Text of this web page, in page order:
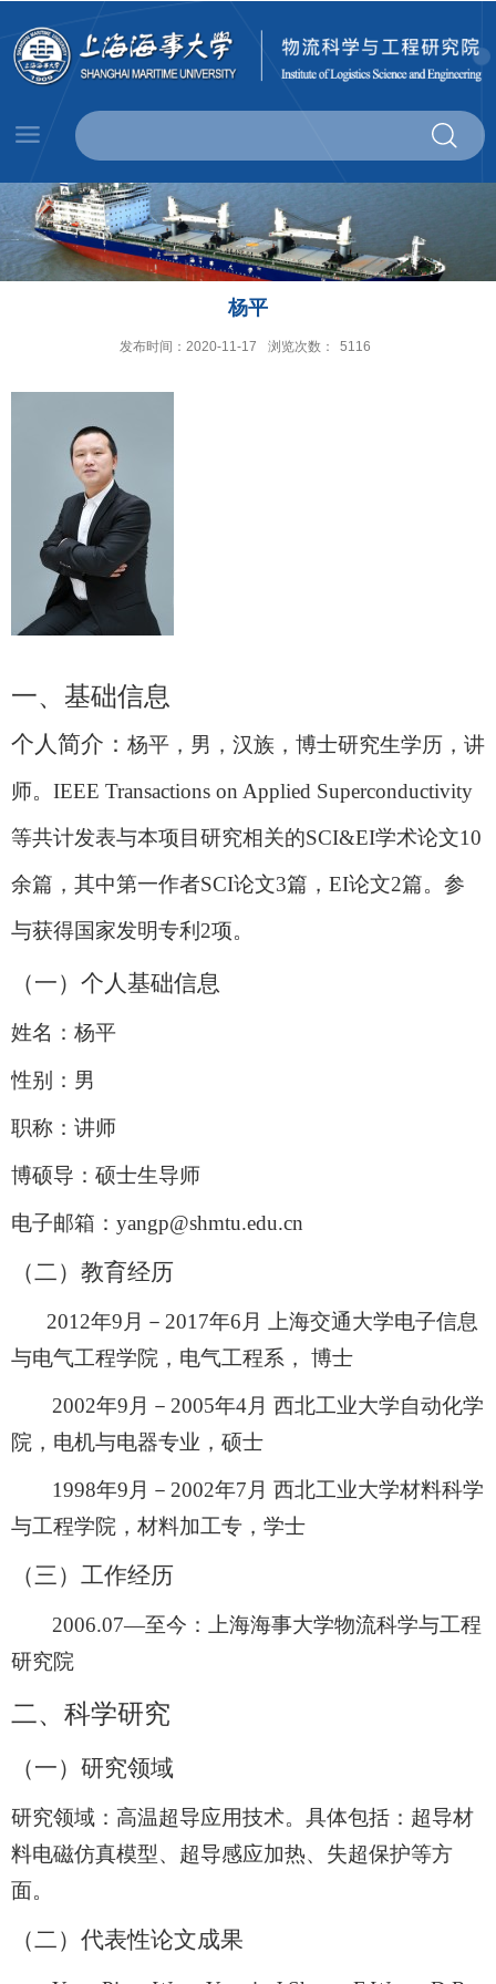
杨平
发布时间：2020-11-17 浏览次数： 5116
一、 基础信息
个人简介： 杨平 ，男，汉族，博士研究生学历，讲
师。 IEEE Transactions on Applied Superconductivity
等共计发表与本项目研究相关的SCI&EI学术论文10
余篇，其中第一作者SCI论文3篇， EI论文2篇。参
与获得国家发明专利 2项。
（一）个人基础信息
姓名：杨平
性别：男
职称：讲师
博硕导：硕士生导师
电子邮箱： yangp@shmtu.edu.cn
（二）教育经历
2012年9 月－ 2017年6 月 上海交通大学电子信息
与电气工程学院，电气工程系， 博士
2002年9 月－ 2005年4月 西北工业大学自动化学
院，电机与电器专业，硕士
1998年9 月－ 2002年7 月 西北工业大学材料科学
与工程学院，材料加工专，学士
（三）工作经历
2006.07—至今：上海海事大学物流科学与工程
研究院
二、科学研究
（一）研究领域
研究领域：高温超导应用技术。具体包括：超导材
料电磁仿真模型、超导感应加热、失超保护等方
面。
（二）代表性论文成果